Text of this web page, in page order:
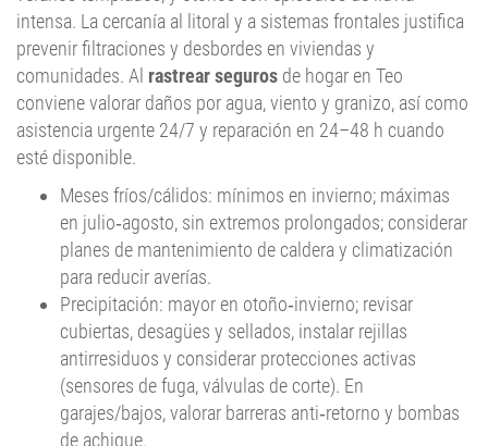
prevenir filtraciones y desbordes en viviendas y
comunidades. Alrastrear segurosde hogar en Teo
conviene valorar daños por agua, viento y granizo, así como
asistencia urgente 24/7 y reparación en 24–48 h cuando
esté disponible.
Meses fríos/cálidos: mínimos en invierno; máximas
en julio‑agosto, sin extremos prolongados; considerar
planes de mantenimiento de caldera y climatización
para reducir averías.
Precipitación: mayor en otoño‑invierno; revisar
cubiertas, desagües y sellados, instalar rejillas
antirresiduos y considerar protecciones activas
(sensores de fuga, válvulas de corte). En
garajes/bajos, valorar barreras anti‑retorno y bombas
de achique.
Prevención: limpieza de canalones, poda preventiva y